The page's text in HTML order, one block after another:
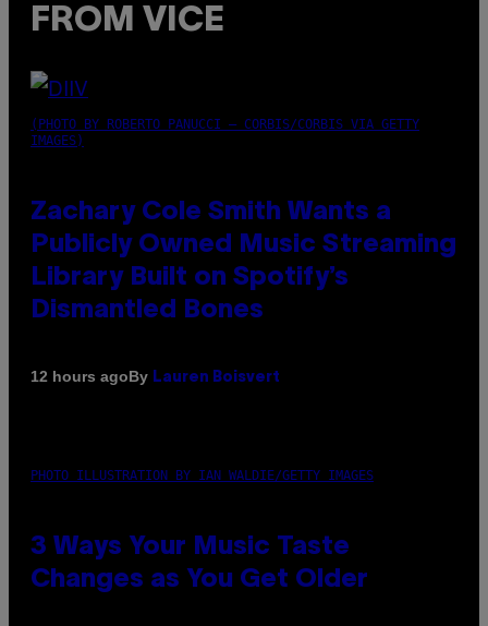
FROM VICE
(PHOTO BY ROBERTO PANUCCI – CORBIS/CORBIS VIA GETTY
IMAGES)
Zachary Cole Smith Wants a
Publicly Owned Music Streaming
Library Built on Spotify’s
Dismantled Bones
12 hours agoBy Lauren Boisvert
PHOTO ILLUSTRATION BY IAN WALDIE/GETTY IMAGES
3 Ways Your Music Taste
Changes as You Get Older